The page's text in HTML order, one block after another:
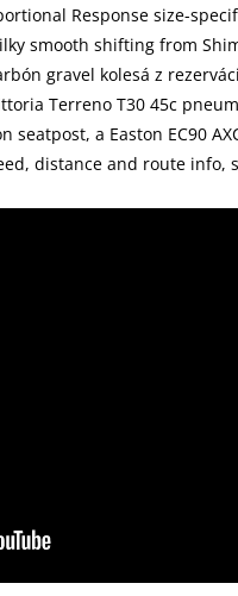
Response size-
smooth shifting from
gravel kolesá z
Terreno T30 45c
seatpost, a Easton EC90
distance and route info,